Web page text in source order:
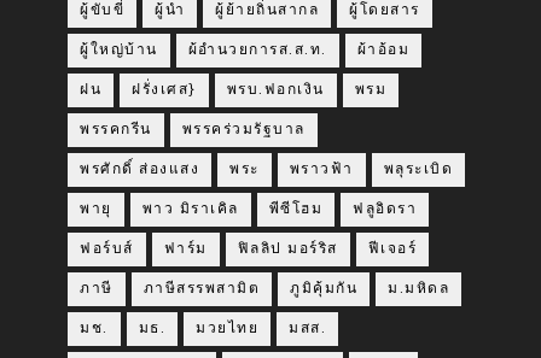
ผู้ขับขี่ ผู้นำ ผู้ย้ายถิ่นสากล ผู้โดยสาร
ผู้ใหญ่บ้าน ผ้อำนวยการส.ส.ท. ผ้าอ้อม
ฝน ฝรั่งเศส} พรบ.ฟอกเงิน พรม
พรรคกรีน พรรคร่วมรัฐบาล
พรศักดิ์ ส่องแสง พระ พราวฟ้า พลุระเบิด
พายุ พาว มิราเคิล พีซีโฮม ฟลูอิดรา
ฟอร์บส์ ฟาร์ม ฟิลลิป มอร์ริส ฟีเจอร์
ภาษี ภาษีสรรพสามิต ภูมิคุ้มกัน ม.มหิดล
มช. มธ. มวยไทย มสส.